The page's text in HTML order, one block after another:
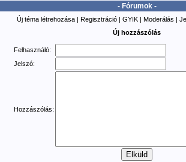
- Fórumok -
Új téma létrehozása | Regisztráció | GYIK | Moderálás |
Új hozzászólás
Felhasználó:
Jelszó:
Hozzászólás: